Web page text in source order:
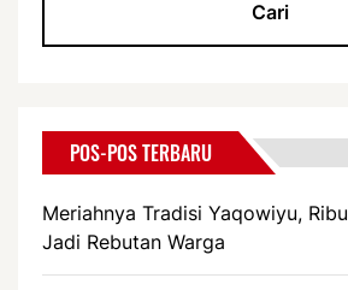
POS-POS TERBARU
Meriahnya Tradisi Yaqowiyu,
Jadi Rebutan Warga